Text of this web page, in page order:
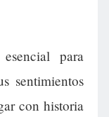
para
sentimientos
con historia